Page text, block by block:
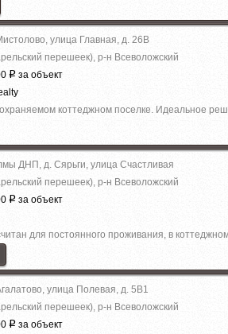
улица Главная, д. 26В
перешеек), р-н Всеволожский
Р за объект
коттеджном поселке. Идеальное
ДНП, д. Сярьги, улица Счастливая
перешеек), р-н Всеволожский
Р за объект
для постоянного проживания, в
улица Полевая, д. 5В1
перешеек), р-н Всеволожский
Р за объект